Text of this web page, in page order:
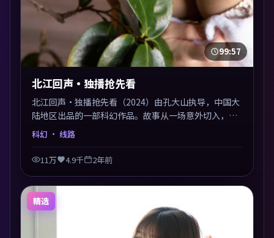
99:57
北江回声·独播抢先看
北江回声·独播抢先看（2024）由孔大山执导，中国大
陆地区出品的一部科幻作品。故事从一场意外切入，人
物在道德与生存之间反复摇摆，叙事层层推进，情绪克
制而有力。主演阵容以生活化表演见长，对手戏火花四
溅。
科幻 · 线路
11万 4.9千 2年前
精选